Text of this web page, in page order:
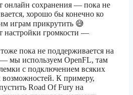
онлайн сохранения — пока не
хорошо бы конечно ко
играм прикрутить 😅
настройки громкости —
пока не поддерживается на
мы используем OpenFL, там
с подключением всяких
К примеру,
Road Of Fury на